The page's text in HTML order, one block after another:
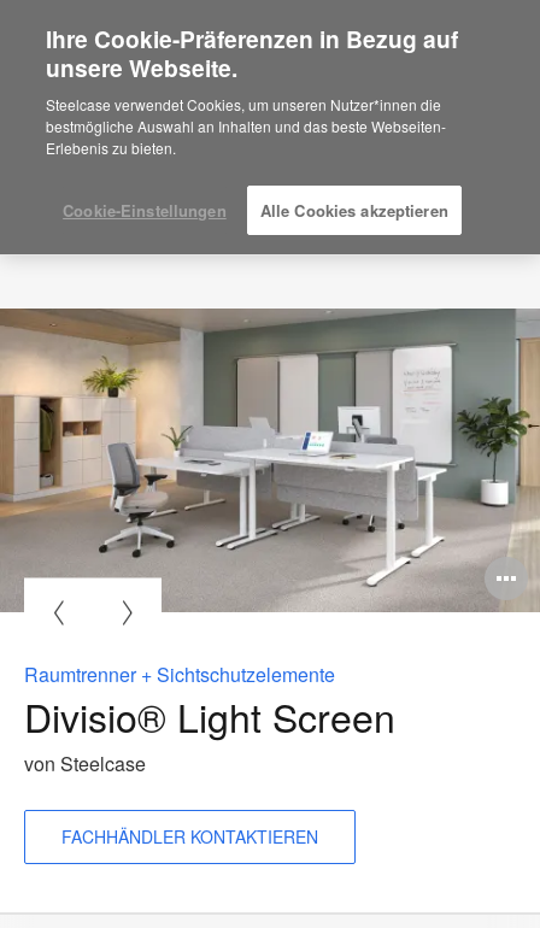
Are you in United States?
Would you like to see Products we sell in
your region?
Americas
Español
Raumtrenner + Sichtschutzelemente
Divisio® Light Screen
von Steelcase
FACHHÄNDLER KONTAKTIEREN
Ihre Cookie-Präferenzen in Bezug auf
unsere Webseite.
Steelcase verwendet Cookies, um unseren Nutzer*innen die
bestmögliche Auswahl an Inhalten und das beste Webseiten-
Erlebenis zu bieten.
Cookie-Einstellungen Alle Cookies akzeptieren